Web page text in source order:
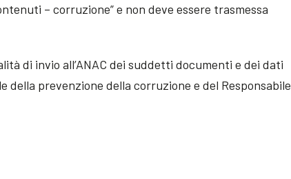
– corruzione” e non deve essere trasmessa
di invio all’ANAC dei suddetti documenti e dei dati
della prevenzione della corruzione e del Responsabile